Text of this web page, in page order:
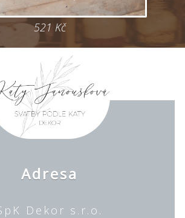
521 Kč
Adresa
Dekor s.r.o.